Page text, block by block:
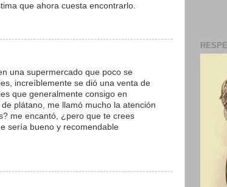
que ahora cuesta encontrarlo.
una supermercado que poco se
increíblemente se dió una venta de
que generalmente consigo en
plátano, me llamó mucho la atención
me encantó, ¿pero que te crees
sería bueno y recomendable